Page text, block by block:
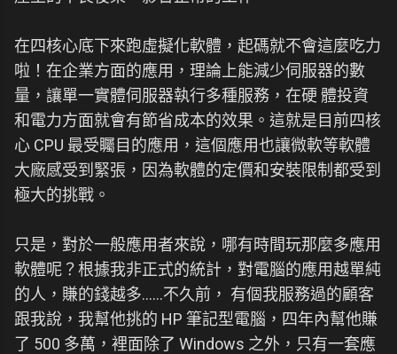
在四核心底下來跑虛擬化軟體，起碼就不會這麼吃力
啦！在企業方面的應用，理論上能減少伺服器的數
量，讓單一實體伺服器執行多種服務，在硬 體投資
和電力方面就會有節省成本的效果。這就是目前四核
心 CPU 最受矚目的應用，這個應用也讓微軟等軟體
大廠感受到緊張，因為軟體的定價和安裝限制都受到
極大的挑戰。
只是，對於一般應用者來說，哪有時間玩那麼多應用
軟體呢？根據我非正式的統計，對電腦的應用越單純
的人，賺的錢越多......不久前， 有個我服務過的顧客
跟我說，我幫他挑的 HP 筆記型電腦，四年內幫他賺
了 500 多萬，裡面除了 Windows 之外，只有一套應